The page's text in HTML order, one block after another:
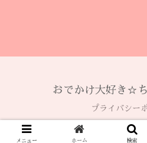
おでかけ大好き☆
プライバシー
© 2020 おでかけ大好き☆
メニュー ホーム 検索